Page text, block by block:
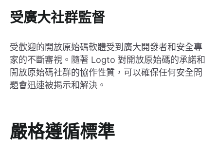
受廣大社群監督
受歡迎的開放原始碼軟體受到廣大開發者和安全專
家的不斷審視。隨著 Logto 對開放原始碼的承諾和
開放原始碼社群的協作性質，可以確保任何安全問
題會迅速被揭示和解決。
嚴格遵循標準